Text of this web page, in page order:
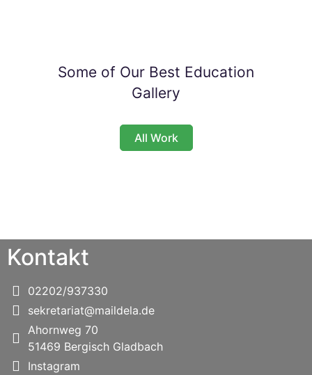
Some of Our Best Education
Gallery
All Work
Kontakt
02202/937330
sekretariat@maildela.de
Ahornweg 70
51469 Bergisch Gladbach
Instagram